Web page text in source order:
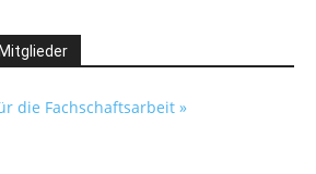
die Fachschaftsarbeit »